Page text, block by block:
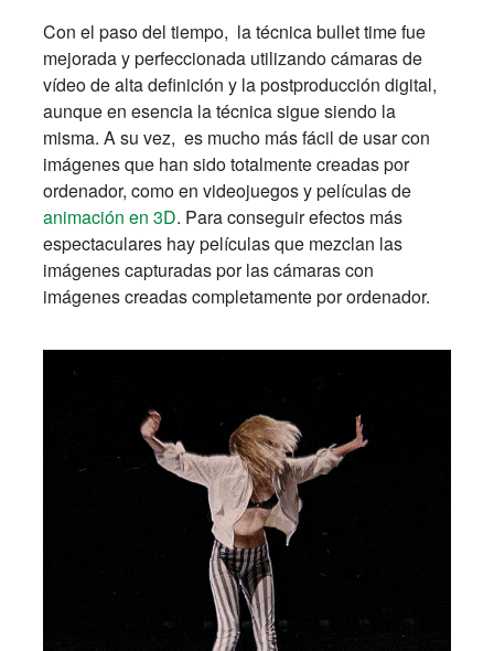
Con el paso del tiempo, la técnica bullet time fue
mejorada y perfeccionada utilizando cámaras de
vídeo de alta definición y la postproducción digital,
aunque en esencia la técnica sigue siendo la
misma. A su vez, es mucho más fácil de usar con
imágenes que han sido totalmente creadas por
ordenador, como en videojuegos y películas de
animación en 3D. Para conseguir efectos más
espectaculares hay películas que mezclan las
imágenes capturadas por las cámaras con
imágenes creadas completamente por ordenador.